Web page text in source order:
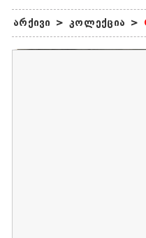
არქივი > კოლექცია >